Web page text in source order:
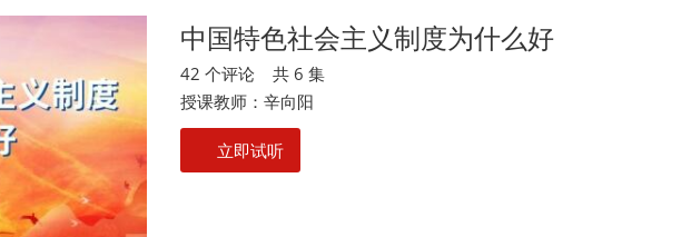
中国特色社会主义制度为什么好
42 个评论 共 6 集
授课教师：辛向阳
立即试听